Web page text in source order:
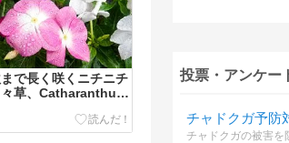
で長く咲くニチニチ
々草、Catharanthus
投票・アンケー
チャドクガ予防